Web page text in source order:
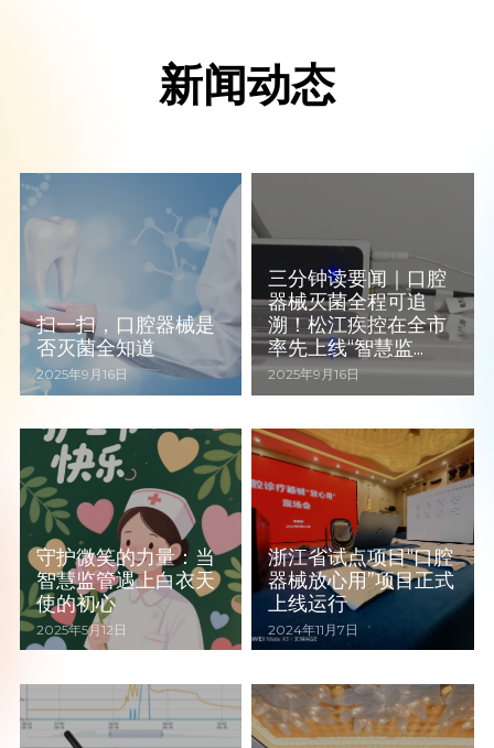
新闻动态
扫一扫，口腔器械是
否灭菌全知道
2025年9月16日
三分钟读要闻｜口腔
器械灭菌全程可追
溯！松江疾控在全市
率先上线“智慧监...
2025年9月16日
守护微笑的力量：当
智慧监管遇上白衣天
使的初心
2025年5月12日
浙江省试点项目“口腔
器械放心用”项目正式
上线运行
2024年11月7日